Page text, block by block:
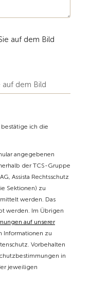
dem Bild
bestätige ich die
angegebenen
der TCS-Gruppe
Assista Rechtsschutz
Sektionen) zu
werden. Das
werden. Im Übrigen
auf unserer
Informationen zu
Vorbehalten
in
jeweiligen